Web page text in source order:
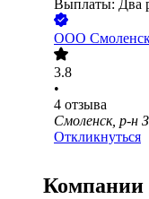
Выплаты: Два
ООО
3.8
•
4 отзыва
Смоленск, р-н
Откликнуться
Компании